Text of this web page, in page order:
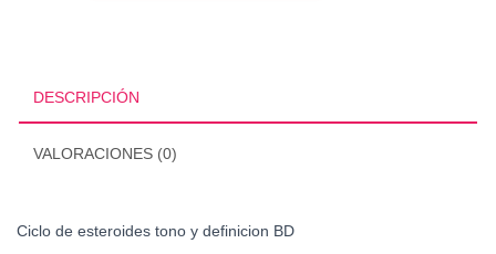
DESCRIPCIÓN
VALORACIONES (0)
Ciclo de esteroides tono y definicion BD